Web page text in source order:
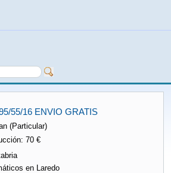
55/16 ENVIO GRATIS
(Particular)
70 €
en Laredo